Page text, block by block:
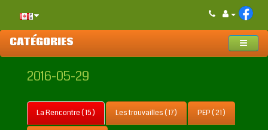
CATÉGORIES
2016-05-29
La Rencontre ( 15 ) Les trouvailles ( 17 ) PEP ( 21 )